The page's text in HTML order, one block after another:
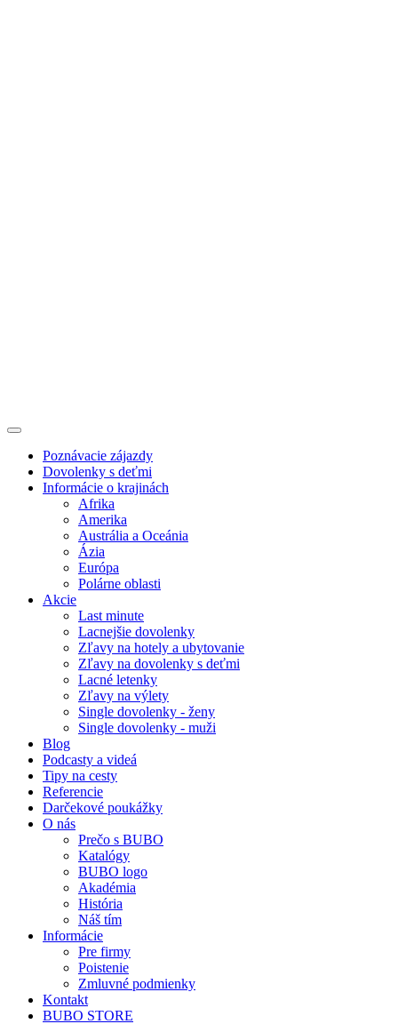
Poznávacie zájazdy
Dovolenky s deťmi
Informácie o krajinách
Afrika
Amerika
Austrália a Oceánia
Ázia
Európa
Polárne oblasti
Akcie
Last minute
Lacnejšie dovolenky
Zľavy na hotely a ubytovanie
Zľavy na dovolenky s deťmi
Lacné letenky
Zľavy na výlety
Single dovolenky - ženy
Single dovolenky - muži
Blog
Podcasty a videá
Tipy na cesty
Referencie
Darčekové poukážky
O nás
Prečo s BUBO
Katalógy
BUBO logo
Akadémia
História
Náš tím
Informácie
Pre firmy
Poistenie
Zmluvné podmienky
Kontakt
BUBO STORE